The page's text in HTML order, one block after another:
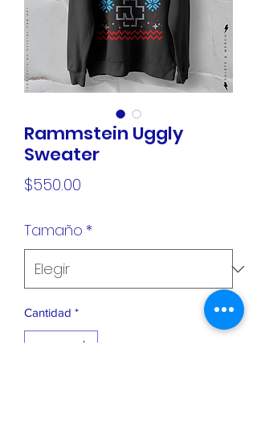
Rammstein Uggly
Sweater
$550.00
Tamaño *
Cantidad *